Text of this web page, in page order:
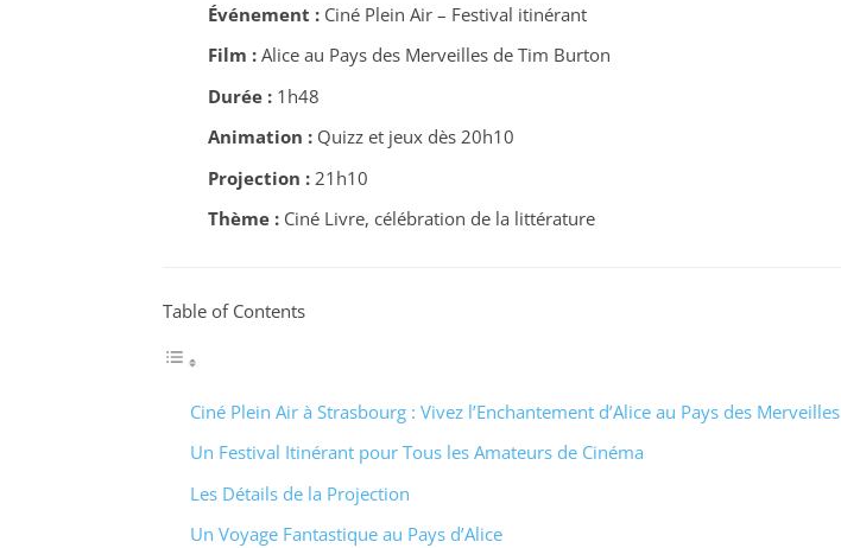
Événement :Ciné Plein Air – Festival itinérant
Film :Alice au Pays des Merveilles de Tim Burton
Durée :1h48
Animation :Quizz et jeux dès 20h10
Projection :21h10
Thème :Ciné Livre, célébration de la littérature
Table of Contents
Ciné Plein Air à Strasbourg : Vivez l’Enchantement d’Alice au Pays des Merveilles
Un Festival Itinérant pour Tous les Amateurs de Cinéma
Les Détails de la Projection
Un Voyage Fantastique au Pays d’Alice